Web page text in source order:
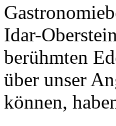
Idar-
berühmten
über unser
können,